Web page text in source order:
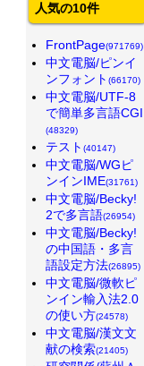
人気の10件
FrontPage(971769)
中文電脳/ピンイ
ンフォント (66170)
中文電脳/UTF-8
で簡単多言語CGI
(48329)
テスト (40147)
中文電脳/WGピ
ンインIME(31761)
中文電脳/Becky!
2で多言語(26954)
中文電脳/Becky!
の中国語・多言
語設定方法(26895)
中文電脳/微軟ピ
ンイン輸入法2.0
の使い方(24578)
中文電脳/漢文文
献の検索(21405)